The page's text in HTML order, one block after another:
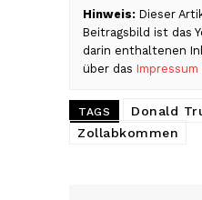
Hinweis: Dieser
Beitragsbild ist das
darin enthaltenen
über das Impressum
TAGS Donald
Zollabkommen